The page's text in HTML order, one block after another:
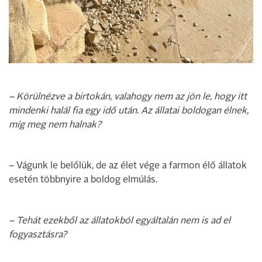
– Körülnézve a birtokán, valahogy nem az jön le, hogy itt
mindenki halál fia egy idő után. Az állatai boldogan élnek,
míg meg nem halnak?
– Vágunk le belőlük, de az élet vége a farmon élő állatok
esetén többnyire a boldog elmúlás.
– Tehát ezekből az állatokból egyáltalán nem is ad el
fogyasztásra?